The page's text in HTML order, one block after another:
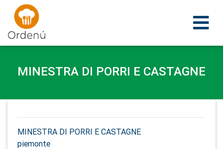
Ordenu
MINESTRA DI PORRI E CASTAGNE
MINESTRA DI PORRI E CASTAGNE
piemonte